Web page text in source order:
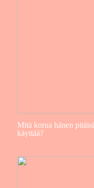
Mitä korua hänen pitäisi
käyttää?